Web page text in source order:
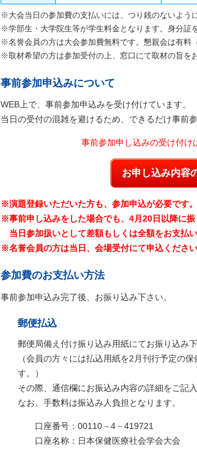
※大会当日の参加費の支払いには、つり銭のないよう
※学部生・大学院生等が学生料金となります。身分証
※名誉会員の方は大会参加費無料です。懇親会は有料
※取材希望の方は参加受付の上、窓口にて取材の旨を
事前参加申込みについて
WEB上で、事前参加申込みを受け付けています。
当日の受付の混雑を避けるため、できるだけ事前
事前参加申し込みの受け付け
お申し込み内容
※演題登録いただいた方も、参加申込が必要です。
※事前申し込みをした場合でも、4月20日以降に振
当日参加扱いとして差額もしくは全額をお支払い
※名誉会員の方は当日、会場受付にて申込ください
参加費のお支払い方法
事前参加申込み完了後、お振り込み下さい。
郵便払込
郵便局備え付け振り込み用紙にてお振り込み下
（会員の方々には払込用紙を2月刊行予定の
す。）
その際、通信欄にお振込み内容の詳細をご記入
なお、手数料は振込み人負担となります。
口座番号：00110－4－419721
口座名称：日本保健医療社会学会大会